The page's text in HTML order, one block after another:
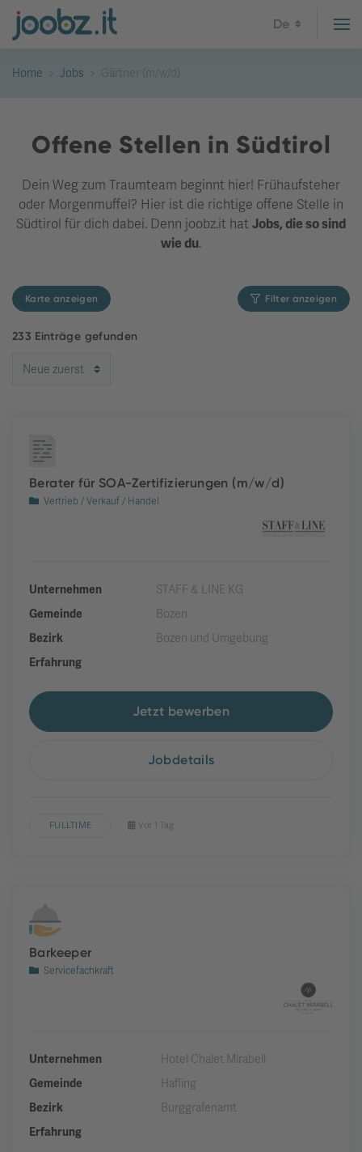
De
Home Jobs Gärtner (m/w/d)
Offene Stellen in Südtirol
Dein Weg zum Traumteam beginnt hier! Frühaufsteher
oder Morgenmuffel? Hier ist die richtige offene Stelle in
Südtirol für dich dabei. Denn joobz.it hat Jobs, die so sind
wie du.
Karte anzeigen Filter anzeigen
233 Einträge gefunden
Berater für SOA-Zertifizierungen (m/w/d)
Vertrieb / Verkauf / Handel
Unternehmen
STAFF & LINE KG
Gemeinde
Bozen
Bezirk
Bozen und Umgebung
Erfahrung
Jetzt bewerben
Jobdetails
FULLTIME Vor 1 Tag
Barkeeper
Servicefachkraft
Unternehmen
Hotel Chalet Mirabell
Gemeinde
Hafling
Bezirk
Burggrafenamt
Erfahrung